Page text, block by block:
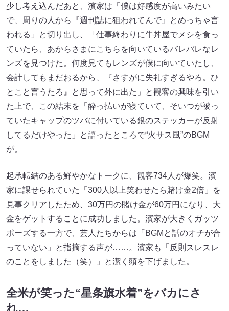
少し考え込んだあと、濱家は「僕は好感度が高いみたい
で、周りの人から『週刊誌に狙われてんで』とめっちゃ言
われる」と切り出し、「仕事終わりに牛丼屋でメシを食っ
ていたら、あからさまにこちらを向いているバレバレなレ
ンズを見つけた。何度見てもレンズが僕に向いていたし、
会計してもまだおるから、『さすがに失礼すぎるやろ。ひ
とこと言うたろ』と思って外に出た」と観客の興味を引い
た上で、この結末を「酔っ払いが寝ていて、そいつが被っ
ていたキャップのツバに付いている銀のステッカーが反射
してるだけやった」と語ったところで“火サス風”のBGM
が。
起承転結のある鮮やかなトークに、観客734人が爆笑。濱
家に課せられていた「300人以上笑わせたら賭け金2倍」を
見事クリアしたため、30万円の賭け金が60万円になり、大
金をゲットすることに成功しました。濱家が大きくガッツ
ポーズする一方で、芸人たちからは「BGMと話のオチが合
っていない」と指摘する声が……。濱家も「反則スレスレ
のことをしました（笑）」と潔く頭を下げました。
全米が笑った“星条旗水着”をバカにさ
れ…